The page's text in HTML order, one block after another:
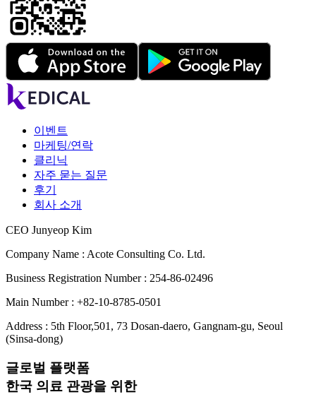
이벤트
마케팅/연락
클리닉
자주 묻는 질문
후기
회사 소개
CEO Junyeop Kim
Company Name : Acote Consulting Co. Ltd.
Business Registration Number : 254-86-02496
Main Number : +82-10-8785-0501
Address : 5th Floor,501, 73 Dosan-daero, Gangnam-gu, Seoul
(Sinsa-dong)
글로벌 플랫폼
한국 의료 관광을 위한